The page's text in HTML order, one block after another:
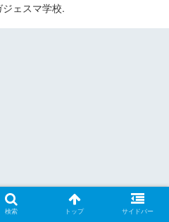
ェスマ学校.
検索 トップ サイドバー